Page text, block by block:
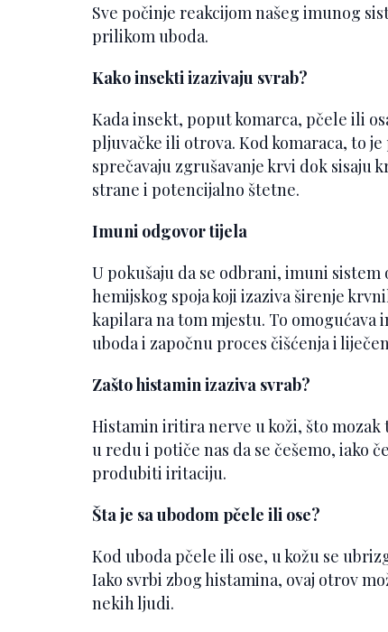
Sve počinje reakcijom našeg imunog
prilikom uboda.
Kako insekti izazivaju svrab?
Kada insekt, poput komarca, pčele ili
pljuvačke ili otrova. Kod komaraca, to
sprečavaju zgrušavanje krvi dok sisaju
strane i potencijalno štetne.
Imuni odgovor tijela
U pokušaju da se odbrani, imuni
hemijskog spoja koji izaziva širenje
kapilara na tom mjestu. To omogućava
uboda i započnu proces čišćenja i
Zašto histamin izaziva svrab?
Histamin iritira nerve u koži, što mozak
u redu i potiče nas da se češemo, iako
produbiti iritaciju.
Šta je sa ubodom pčele ili ose?
Kod uboda pčele ili ose, u kožu se
Iako svrbi zbog histamina, ovaj otrov
nekih ljudi.